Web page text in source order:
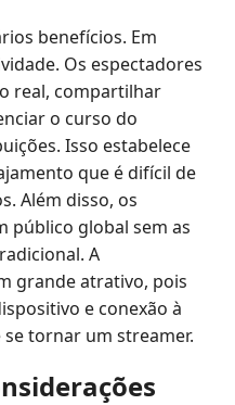
benefícios. Em
Os espectadores
real, compartilhar
o curso do
Isso estabelece
que é difícil de
Além disso, os
público global sem as
A
grande atrativo, pois
e conexão à
tornar um streamer.